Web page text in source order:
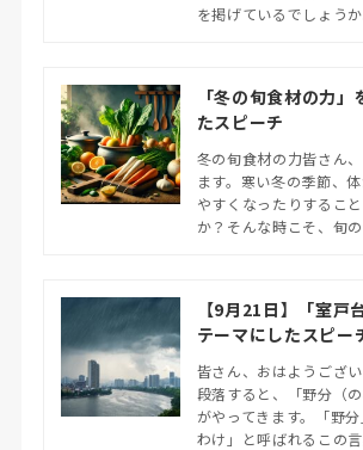
を掲げているでしょう
「冬の旬食材の力
たスピーチ
冬の旬食材の力皆さん
ます。寒い冬の季節、
やすくなったりするこ
か？そんな時こそ、旬
【9月21日】「室戸
テーマにしたスピー
皆さん、おはようござ
段落すると、「野分（
がやってきます。「野
わけ」と呼ばれるこの